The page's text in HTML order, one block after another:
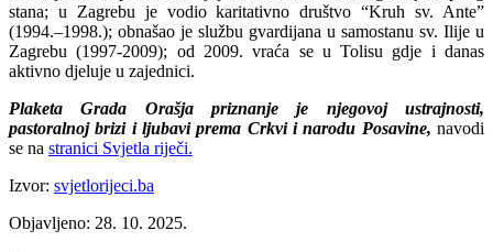
stana; u Zagrebu je vodio karitativno društvo “Kruh sv. Ante”
(1994.–1998.); obnašao je službu gvardijana u samostanu sv. Ilije u
Zagrebu (1997-2009); od 2009. vraća se u Tolisu gdje i danas
aktivno djeluje u zajednici.
Plaketa Grada Orašja priznanje je njegovoj ustrajnosti,
pastoralnoj brizi i ljubavi prema Crkvi i narodu Posavine, navodi
se na stranici Svjetla riječi.
Izvor: svjetlorijeci.ba
Objavljeno: 28. 10. 2025.